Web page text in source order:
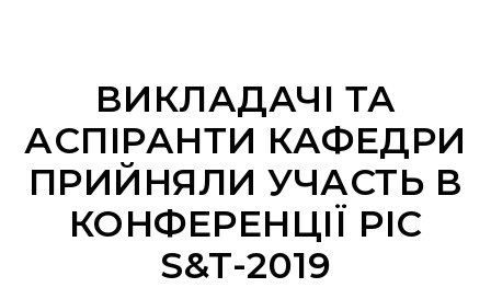
ВИКЛАДАЧІ ТА
АСПІРАНТИ КАФЕДРИ
ПРИЙНЯЛИ УЧАСТЬ В
КОНФЕРЕНЦІЇ PIC
S&T-2019